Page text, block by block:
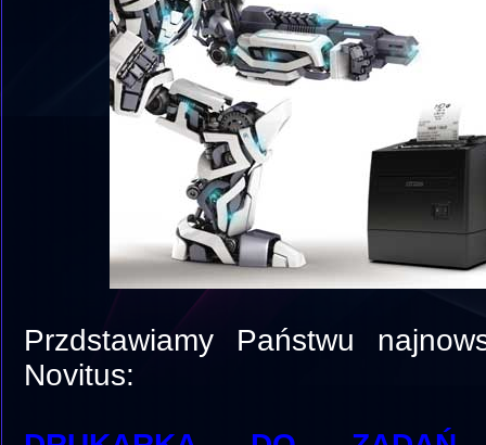
Przdstawiamy Państwu
Novitus: